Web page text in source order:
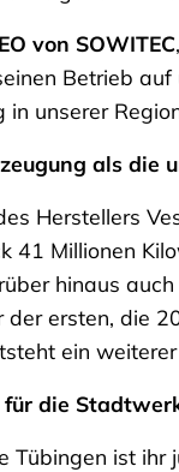
von SOWITEC
Betrieb
in unserer
als die
Herstellers
41 Millionen
hinaus
ersten, die
ein
die
Tübingen ist